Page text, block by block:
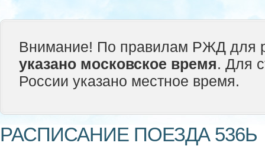
Внимание! По правилам РЖД для
указано московское время. Для
России указано местное время.
РАСПИСАНИЕ ПОЕЗДА 536Ь